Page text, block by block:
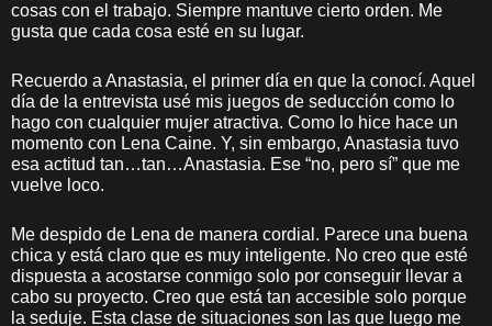
cosas con el trabajo. Siempre mantuve cierto orden. Me
gusta que cada cosa esté en su lugar.
Recuerdo a Anastasia, el primer día en que la conocí. Aquel
día de la entrevista usé mis juegos de seducción como lo
hago con cualquier mujer atractiva. Como lo hice hace un
momento con Lena Caine. Y, sin embargo, Anastasia tuvo
esa actitud tan…tan…Anastasia. Ese “no, pero sí” que me
vuelve loco.
Me despido de Lena de manera cordial. Parece una buena
chica y está claro que es muy inteligente. No creo que esté
dispuesta a acostarse conmigo solo por conseguir llevar a
cabo su proyecto. Creo que está tan accesible solo porque
la seduje. Esta clase de situaciones son las que luego me